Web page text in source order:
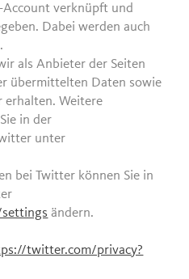
verknüpft und
Dabei werden auch
als Anbieter der Seiten
übermittelten Daten sowie
erhalten. Weitere
in der
unter
bei Twitter können Sie in
ändern.
twitter.com/privacy?